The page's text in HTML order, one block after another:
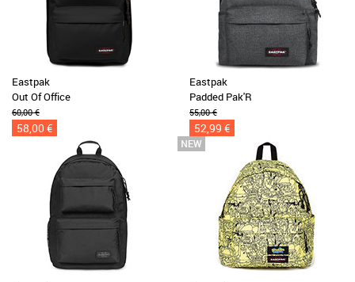
Eastpak
Out Of Office
60,00 €
58,00 €
Eastpak
Padded Pak'R
55,00 €
52,99 €